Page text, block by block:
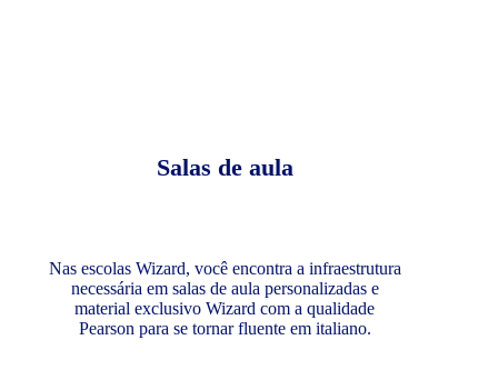
Salas de aula
Nas escolas Wizard, você encontra a infraestrutura
necessária em salas de aula personalizadas e
material exclusivo Wizard com a qualidade
Pearson para se tornar fluente em italiano.